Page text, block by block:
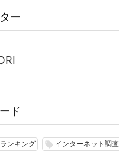
ー
ド
ンキング local_offer インターネット調査